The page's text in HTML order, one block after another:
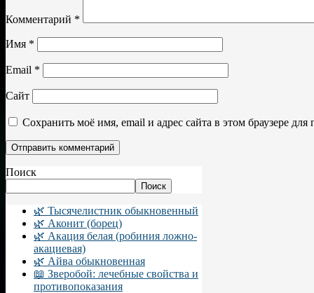
Комментарий *
Имя *
Email *
Сайт
Сохранить моё имя, email и адрес сайта в этом браузере
Поиск
Поиск
🌿 Тысячелистник обыкновенный
🌿 Аконит (борец)
🌿 Акация белая (робиния ложно-
акациевая)
🌿 Айва обыкновенная
📖 Зверобой: лечебные свойства и
противопоказания